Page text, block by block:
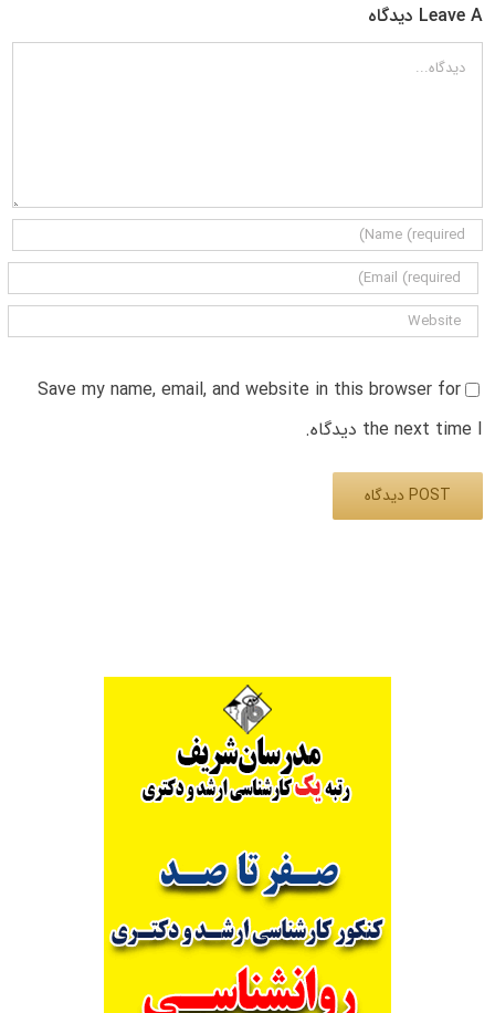
Leave A دیدگاه
دیدگاه
Save my name, email, and website in this browser for
the next time I دیدگاه.